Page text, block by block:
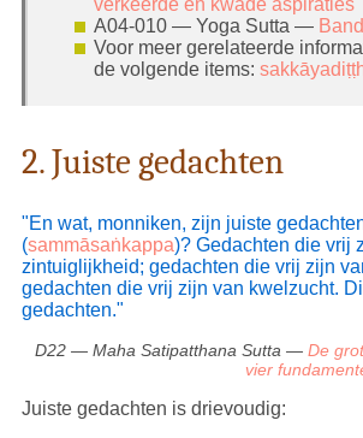
verkeerde en kwade aspiraties
A04-010 — Yoga Sutta —
Voor meer gerelateerde
de volgende items:
2. Juiste gedachten
"En wat, monniken, zijn juiste
(sammāsaṅkappa)? Gedachten die vrij
zintuiglijkheid; gedachten die vrij zijn
gedachten die vrij zijn van kwelzucht.
gedachten."
D22 — Maha Satipatthana Sutta —De
vier
Juiste gedachten is drievoudig: